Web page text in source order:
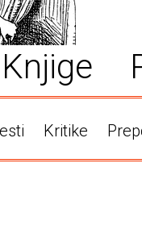
Knjige
Kritike